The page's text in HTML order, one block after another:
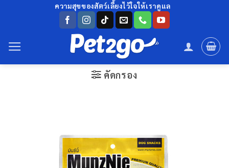
เนื้อหา
ความสุขของสัตว์เลี้ยงไว้ใจให้เราดูแล
คัดกรอง